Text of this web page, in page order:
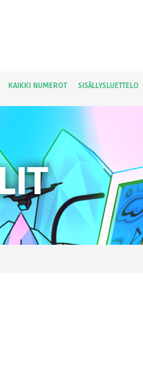
KAIKKI NUMEROT SISÄLLYSLUETTELO